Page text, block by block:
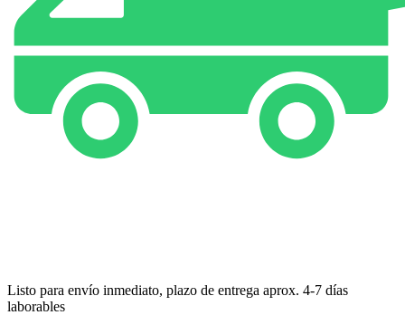
Listo para envío inmediato, plazo de entrega aprox. 4-7 días
laborables